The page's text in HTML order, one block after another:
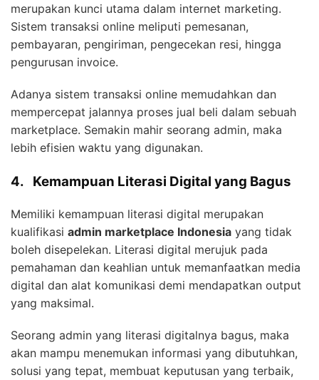
merupakan kunci utama dalam internet marketing.
Sistem transaksi online meliputi pemesanan,
pembayaran, pengiriman, pengecekan resi, hingga
pengurusan invoice.
Adanya sistem transaksi online memudahkan dan
mempercepat jalannya proses jual beli dalam sebuah
marketplace. Semakin mahir seorang admin, maka
lebih efisien waktu yang digunakan.
4. Kemampuan Literasi Digital yang Bagus
Memiliki kemampuan literasi digital merupakan
kualifikasi admin marketplace Indonesia yang tidak
boleh disepelekan. Literasi digital merujuk pada
pemahaman dan keahlian untuk memanfaatkan media
digital dan alat komunikasi demi mendapatkan output
yang maksimal.
Seorang admin yang literasi digitalnya bagus, maka
akan mampu menemukan informasi yang dibutuhkan,
solusi yang tepat, membuat keputusan yang terbaik,